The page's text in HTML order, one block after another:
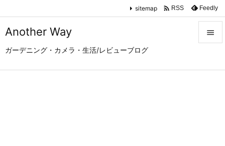
Another Way
ガーデニング・カメラ・生活/レビューブログ

sitemap  RSS Feedly